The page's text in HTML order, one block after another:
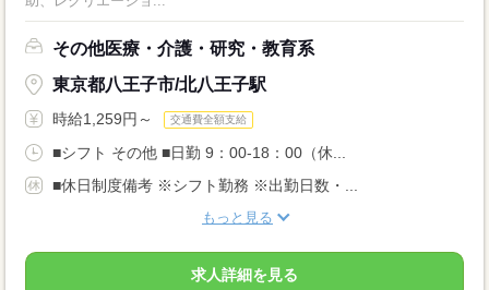
その他医療・介護・研究・教育系
東京都八王子市/北八王子駅
時給1,259円～ 交通費全額支給
■シフト その他 ■日勤 9：00-18：00（休...
■休日制度備考 ※シフト勤務 ※出勤日数・...
もっと見る
求人詳細を見る